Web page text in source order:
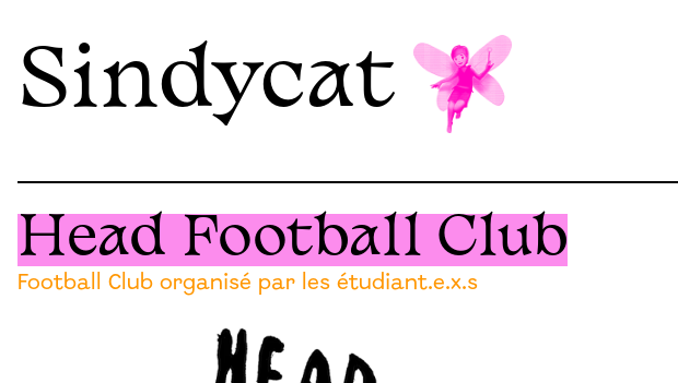
Sindycat
Head Football Club
Football Club organisé par les étudiant.e.x.s